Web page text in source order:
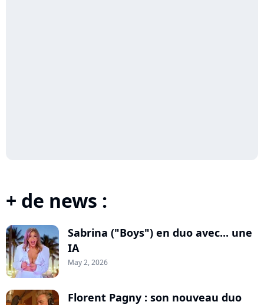
+ de news :
Sabrina ("Boys") en duo avec... une
IA
May 2, 2026
Florent Pagny : son nouveau duo